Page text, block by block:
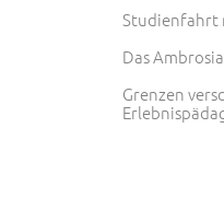
Studienfahrt
Das
Grenzen